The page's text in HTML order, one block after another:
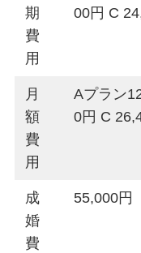
期
費
用
00円 C
月
額
費
用
Aプラン
0円 C
成
婚
費
55,000円